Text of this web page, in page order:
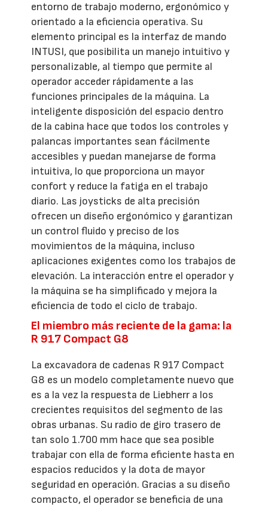
entorno de trabajo moderno, ergonómico y
orientado a la eficiencia operativa. Su
elemento principal es la interfaz de mando
INTUSI, que posibilita un manejo intuitivo y
personalizable, al tiempo que permite al
operador acceder rápidamente a las
funciones principales de la máquina. La
inteligente disposición del espacio dentro
de la cabina hace que todos los controles y
palancas importantes sean fácilmente
accesibles y puedan manejarse de forma
intuitiva, lo que proporciona un mayor
confort y reduce la fatiga en el trabajo
diario. Las joysticks de alta precisión
ofrecen un diseño ergonómico y garantizan
un control fluido y preciso de los
movimientos de la máquina, incluso
aplicaciones exigentes como los trabajos de
elevación. La interacción entre el operador y
la máquina se ha simplificado y mejora la
eficiencia de todo el ciclo de trabajo.
El miembro más reciente de la gama: la
R 917 Compact G8
La excavadora de cadenas R 917 Compact
G8 es un modelo completamente nuevo que
es a la vez la respuesta de Liebherr a los
crecientes requisitos del segmento de las
obras urbanas. Su radio de giro trasero de
tan solo 1.700 mm hace que sea posible
trabajar con ella de forma eficiente hasta en
espacios reducidos y la dota de mayor
seguridad en operación. Gracias a su diseño
compacto, el operador se beneficia de una